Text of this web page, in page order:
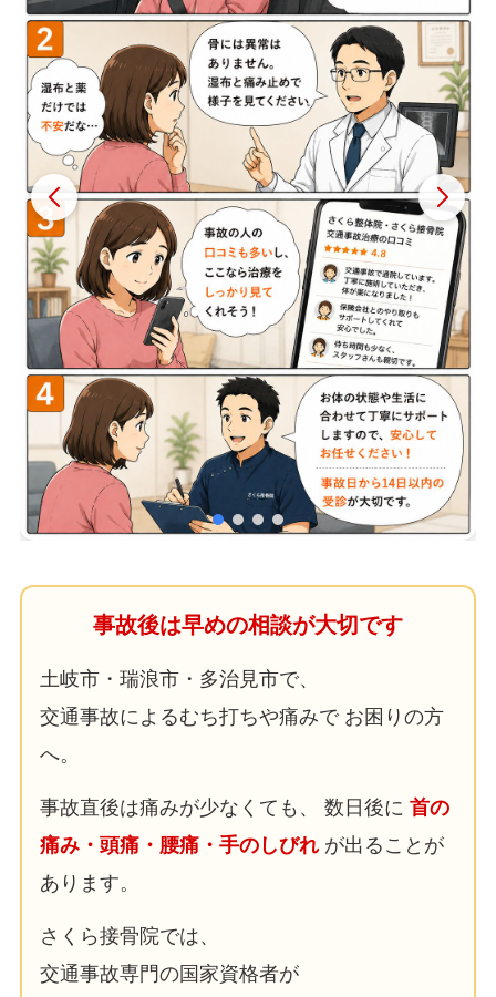
事故後は早めの相談が大切です
土岐市・瑞浪市・多治見市で、
交通事故によるむち打ちや痛みで お困りの方
へ。
事故直後は痛みが少なくても、 数日後に 首の
痛み・頭痛・腰痛・手のしびれが出ることが
あります。
さくら接骨院では、
交通事故専門の国家資格者が